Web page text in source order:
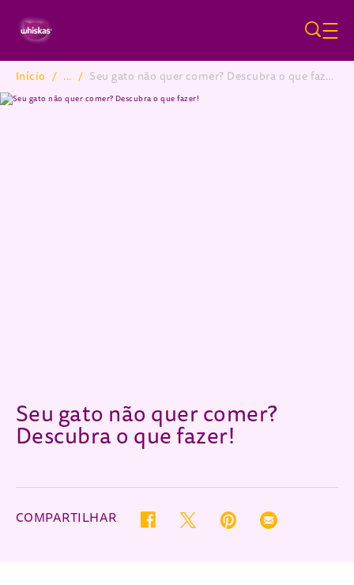
Breadcrumb
Início / ... / Seu gato não quer comer? Descubra o que fazer!
Seu gato não quer comer?
Descubra o que fazer!
COMPARTILHAR Facebook (opens in new window)
Twitter (opens in new window)
Pinterest (opens in new
Email (opens in